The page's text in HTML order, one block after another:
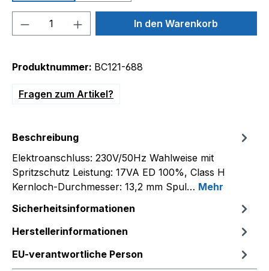
Produkt Anzahl: Gib denIn den Warenkorb
Produktnummer: BC121-688
Fragen zum Artikel?
Beschreibung
Elektroanschluss: 230V/50Hz Wahlweise mit
Spritzschutz Leistung: 17VA ED 100%, Class H
Kernloch-Durchmesser: 13,2 mm Spul… Mehr
Sicherheitsinformationen
Herstellerinformationen
EU-verantwortliche Person